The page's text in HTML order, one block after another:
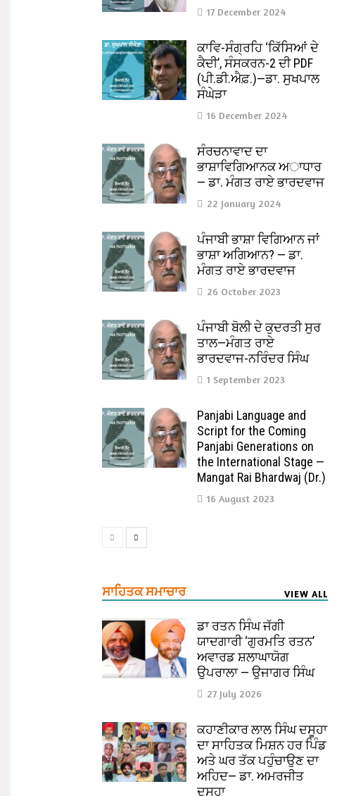
17 December 2024
ਕਾਵਿ-ਸੰਗ੍ਰਹਿ ‘ਕਿੱਸਿਆਂ ਦੇ
ਕੈਦੀ’, ਸੰਸਕਰਨ-2 ਦੀ PDF
(ਪੀ.ਡੀ.ਐਫ਼.)—ਡਾ. ਸੁਖਪਾਲ
ਸੰਘੇੜਾ
16 December 2024
ਸੰਰਚਨਾਵਾਦ ਦਾ
ਭਾਸ਼ਾਵਿਗਿਆਨਕ ਅਾਧਾਰ
— ਡਾ. ਮੰਗਤ ਰਾਏ ਭਾਰਦਵਾਜ
22 January 2024
ਪੰਜਾਬੀ ਭਾਸ਼ਾ ਵਿਗਿਆਨ ਜਾਂ
ਭਾਸ਼ਾ ਅਗਿਆਨ? — ਡਾ.
ਮੰਗਤ ਰਾਏ ਭਾਰਦਵਾਜ
26 October 2023
ਪੰਜਾਬੀ ਬੋਲੀ ਦੇ ਕੁਦਰਤੀ ਸੁਰ
ਤਾਲ—ਮੰਗਤ ਰਾਏ
ਭਾਰਦਵਾਜ-ਨਰਿੰਦਰ ਸਿੰਘ
1 September 2023
Panjabi Language and
Script for the Coming
Panjabi Generations on
the International Stage —
Mangat Rai Bhardwaj (Dr.)
16 August 2023
ਸਾਹਿਤਕ ਸਮਾਚਾਰ VIEW ALL
ਡਾ ਰਤਨ ਸਿੰਘ ਜੱਗੀ
ਯਾਦਗਾਰੀ ‘ਗੁਰਮਤਿ ਰਤਨ’
ਅਵਾਰਡ ਸ਼ਲਾਘਾਯੋਗ
ਉਪਰਾਲਾ — ਉਜਾਗਰ ਸਿੰਘ
27 July 2026
ਕਹਾਣੀਕਾਰ ਲਾਲ ਸਿੰਘ ਦਸੂਹਾ
ਦਾ ਸਾਹਿਤਕ ਮਿਸ਼ਨ ਹਰ ਪਿੰਡ
ਅਤੇ ਘਰ ਤੱਕ ਪਹੁੰਚਾਉਣ ਦਾ
ਅਹਿਦ— ਡਾ. ਅਮਰਜੀਤ
ਦਸੂਹਾ